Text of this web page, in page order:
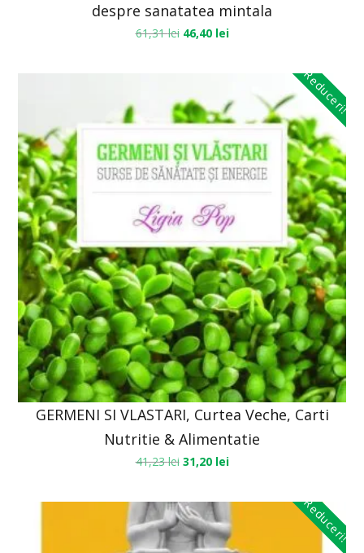
despre sanatatea mintala
61,31lei 46,40 lei
Reduceri!
GERMENI SI VLASTARI, Curtea Veche, Carti
Nutritie & Alimentatie
41,23lei 31,20 lei
Reduceri!